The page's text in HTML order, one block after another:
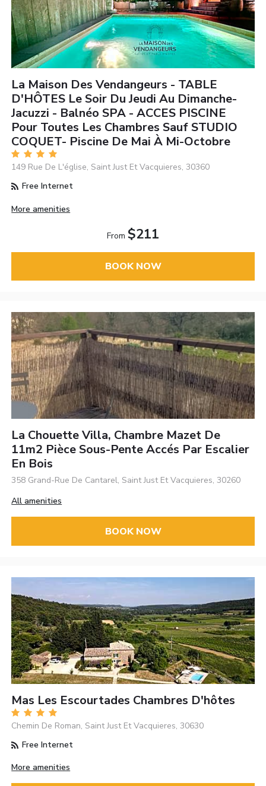
La Maison Des Vendangeurs - TABLE
D'HÔTES Le Soir Du Jeudi Au Dimanche-
Jacuzzi - Balnéo SPA - ACCES PISCINE
Pour Toutes Les Chambres Sauf STUDIO
COQUET- Piscine De Mai À Mi-Octobre
149 Rue De L'église, Saint Just Et Vacquieres, 30360
Free Internet
More amenities
From $211
BOOK NOW
La Chouette Villa, Chambre Mazet De
11m2 Pièce Sous-Pente Accés Par Escalier
En Bois
358 Grand-Rue De Cantarel, Saint Just Et Vacquieres, 30260
All amenities
BOOK NOW
Mas Les Escourtades Chambres D'hôtes
Chemin De Roman, Saint Just Et Vacquieres, 30630
Free Internet
More amenities